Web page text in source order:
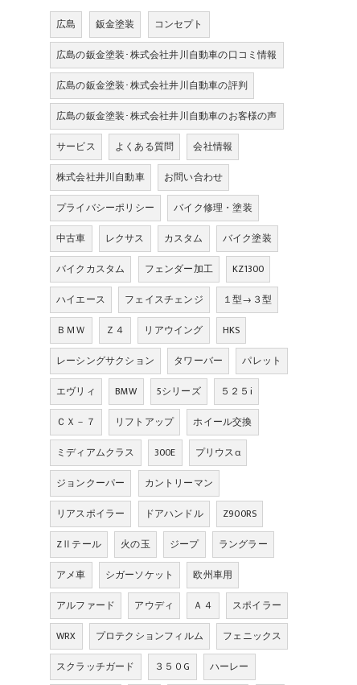
広島 鈑金塗装
コンセプト
広島の鈑金塗装･株式会社井川自動車の口コミ情報
広島の鈑金塗装･株式会社井川自動車の評判
広島の鈑金塗装･株式会社井川自動車のお客様の声
サービス
よくある質問
会社情報
株式会社井川自動車
お問い合わせ
プライバシーポリシー
バイク修理・塗装
中古車
レクサス カスタム
バイク塗装
バイクカスタム
フェンダー加工
KZ1300
ハイエース
フェイスチェンジ
１型→３型
ＢＭＷ
Ｚ４ リアウイング
HKS
レーシングサクション
タワーバー
パレット
エヴリィ
BMW 5シリーズ
５２５i
ＣＸ－７
リフトアップ
ホイール交換
ミディアムクラス
300E
プリウスα
ジョンクーパー
カントリーマン
リアスポイラー
ドアハンドル
Z900RS
ZⅡテール
火の玉 ジープ
ラングラー
アメ車
シガーソケット
欧州車用
アルファード
アウディ Ａ４
スポイラー
WRX
プロテクションフィルム
フェニックス
スクラッチガード
３５０G
ハーレー